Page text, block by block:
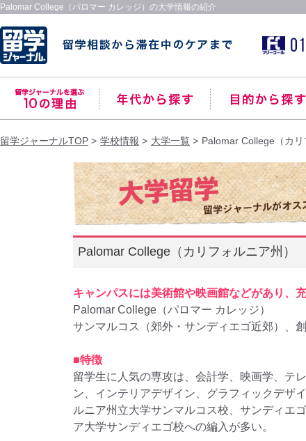
Palomar College（パロマー カレッジ）の大学情報の紹介
留学ジャーナルTOP 学校情報 大学一覧 Palomar College（カリ
Palomar College（カリフォルニア州）
キャンパスには美術館や映画館などがあり、
Palomar College（パロマー カレッジ）
サンマルコス（郊外・サンディエゴ近郊）、
■特徴
留学生に人気の専攻は、会計学、映画学、テ
ン、インテリアデザイン、グラフィックデザ
ルニア州立大学サンマルコス校、サンディエ
ア大学サンディエゴ校への編入が多い。